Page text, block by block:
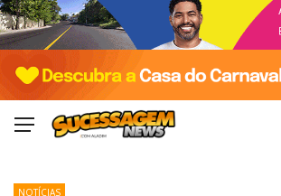
NOTÍCIAS